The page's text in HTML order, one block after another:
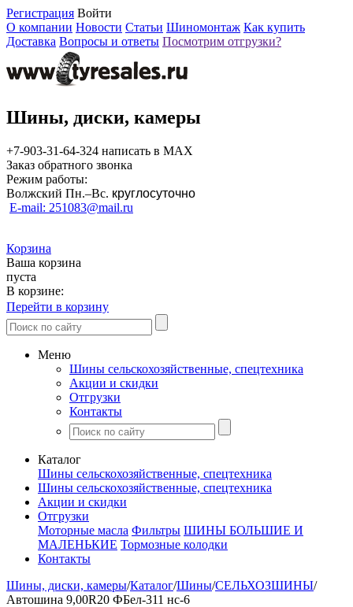
Регистрация Войти
О компании Новости Статьи Шиномонтаж Как купить
Доставка Вопросы и ответы Посмотрим отгрузки?
Шины, диски, камеры
+7-903-31-64-324 написать в MAX
Заказ обратного звонка
Режим работы:
Волжский Пн.–Вс. круглосуточно
E-mail: 251083@mail.ru
Корзина
Ваша корзина
пуста
В корзине:
Перейти в корзину
Меню
Шины сельскохозяйственные, спецтехника
Акции и скидки
Отгрузки
Контакты
Каталог
Шины сельскохозяйственные, спецтехника
Шины сельскохозяйственные, спецтехника
Акции и скидки
Отгрузки
Моторные масла Фильтры ШИНЫ БОЛЬШИЕ И
МАЛЕНЬКИЕ Тормозные колодки
Контакты
Шины, диски, камеры/Каталог/Шины/СЕЛЬХОЗШИНЫ/
Автошина 9,00R20 ФБел-311 нс-6